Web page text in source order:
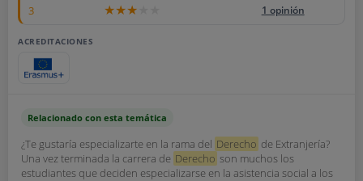
3 1 opinión
ACREDITACIONES
Relacionado con esta temática
¿Te gustaría especializarte en la rama del Derecho de Extranjería?
Una vez terminada la carrera de Derecho son muchos los
estudiantes que deciden especializarse en la asistencia social a los